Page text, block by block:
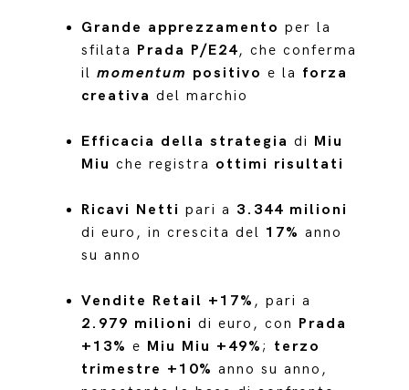
Grande apprezzamento per la
sfilata Prada P/E24, che conferma
ilmomentum positivo e la forza
creativa del marchio
Efficacia della strategia di Miu
Miu che registra ottimi risultati
Ricavi Netti pari a 3.344 milioni
di euro, in crescita del 17% anno
su anno
Vendite Retail +17% , pari a
2.979 milioni di euro, con Prada
+13% e Miu Miu +49% ; terzo
trimestre +10% anno su anno,